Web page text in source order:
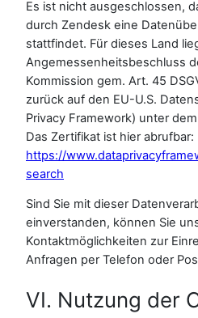
Es ist nicht ausgeschlossen,
durch Zendesk eine
stattfindet. Für dieses Land
Angemessenheitsbeschluss
Kommission gem. Art. 45
zurück auf den EU-U.S.
Privacy Framework) unter
Das Zertifikat ist hier abrufbar:
https://
search
Sind Sie mit dieser
einverstanden, können Sie
Kontaktmöglichkeiten zur
Anfragen per Telefon oder
VI. Nutzung der